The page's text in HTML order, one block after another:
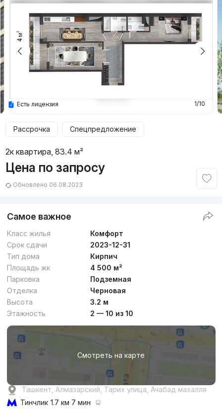
1/10
Есть лицензия
Рассрочка Спецпредложение
2к квартира, 83.4 м²
Цена по запросу
Обновлено 06.08.2023
Самое важное
Класс жилья
Комфорт
Срок сдачи
2023-12-31
Тип дома
Кирпич
Площадь жк
4 500 м²
Парковка
Подземная
Отделка
Черновая
Высота
3.2 м
Этажность
2 — 10 из 10
Смотреть на карте
Ташкент, Алмазарский, Тарих улица, Ачабад махалля
Тинчлик 1.7 км 7 мин